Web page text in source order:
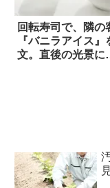
回転寿司で、隣の
『バニラアイス』
文。直後の光景